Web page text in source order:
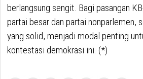
berlangsung sengit. Bagi pasangan
partai besar dan partai nonparlemen,
yang solid, menjadi modal penting
kontestasi demokrasi ini. (*)